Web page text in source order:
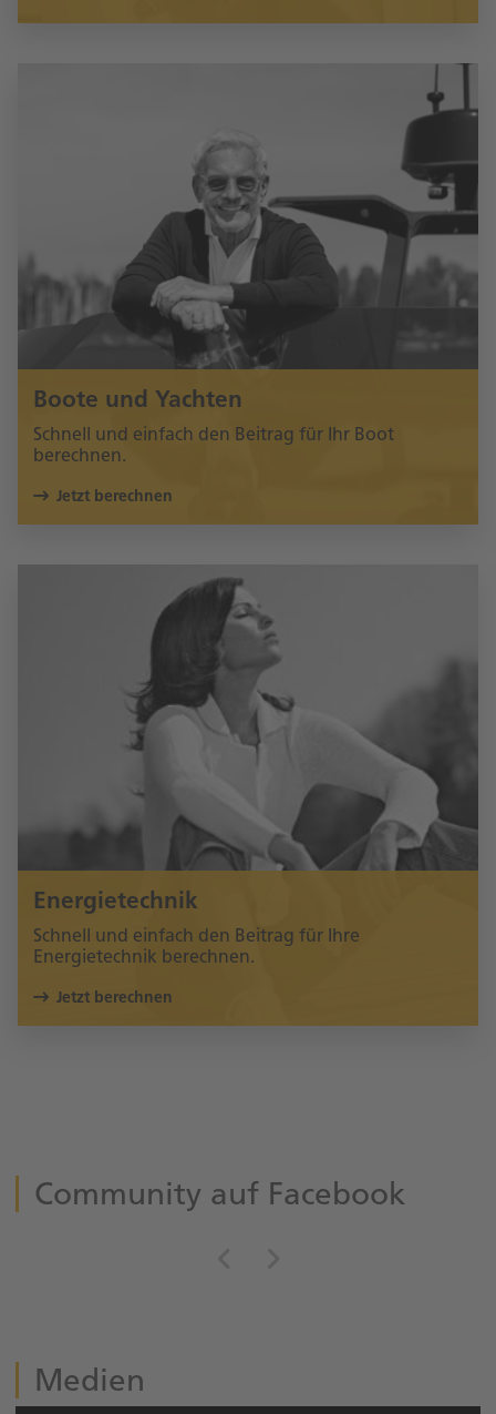
Boote und Yachten
Schnell und einfach den Beitrag für Ihr Boot
berechnen.
Jetzt berechnen
Energietechnik
Schnell und einfach den Beitrag für Ihre
Energietechnik berechnen.
Jetzt berechnen
Community auf Facebook
Medien